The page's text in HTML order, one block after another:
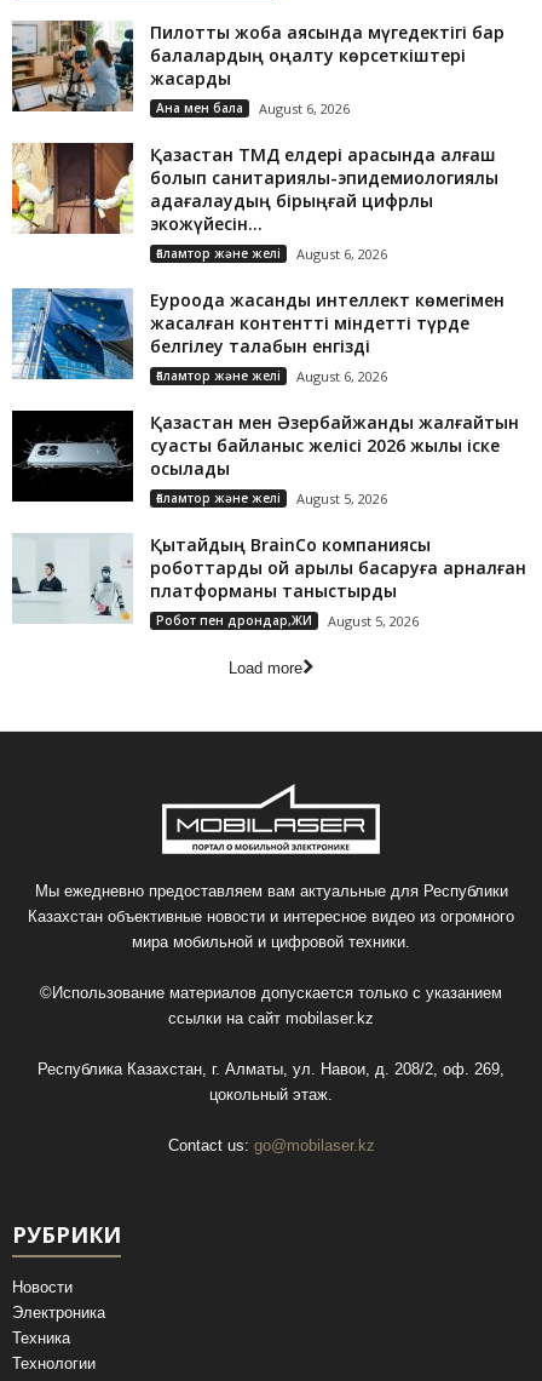
Пилоттық жоба аясында мүгедектігі бар
балалардың оңалту көрсеткіштері
жақсарды
Ана мен бала August 6, 2026
Қазақстан ТМД елдері арасында алғаш
болып санитариялық-эпидемиологиялық
қадағалаудың бірыңғай цифрлық
экожүйесін...
Ғаламтор және желі August 6, 2026
Еуроодақ жасанды интеллект көмегімен
жасалған контентті міндетті түрде
белгілеу талабын енгізді
Ғаламтор және желі August 6, 2026
Қазақстан мен Әзербайжанды жалғайтын
суасты байланыс желісі 2026 жылы іске
қосылады
Ғаламтор және желі August 5, 2026
Қытайдың BrainCo компаниясы
роботтарды ой арқылы басқаруға арналған
платформаны таныстырды
Робот пен дрондар,ЖИ August 5, 2026
Load more
Мы ежедневно предоставляем вам актуальные для Республики
Казахстан объективные новости и интересное видео из огромного
мира мобильной и цифровой техники.
©Использование материалов допускается только с указанием
ссылки на сайт mobilaser.kz
Республика Казахстан, г. Алматы, ул. Навои, д. 208/2, оф. 269,
цокольный этаж.
Contact us: go@mobilaser.kz
РУБРИКИ
Новости
Электроника
Техника
Технологии